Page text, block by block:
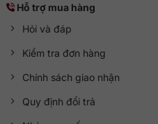
Hỗ trợ mua hàng
Hỏi và đáp
Kiểm tra đơn hàng
Chính sách giao nhận
Quy định đổi trả